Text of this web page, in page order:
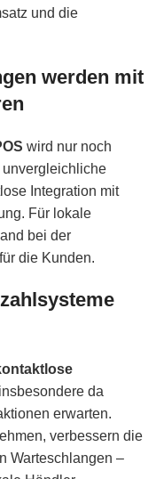
und die
werden mit
wird nur noch
Integration mit
Für lokale
bei der
die Kunden.
da
erwarten.
verbessern die
Warteschlangen –